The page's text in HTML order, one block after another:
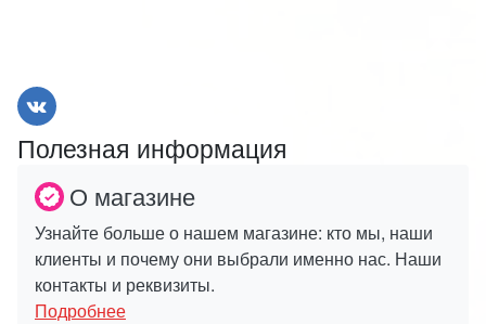
Полезная информация
О магазине
Узнайте больше о нашем магазине: кто мы, наши
клиенты и почему они выбрали именно нас. Наши
контакты и реквизиты.
Подробнее